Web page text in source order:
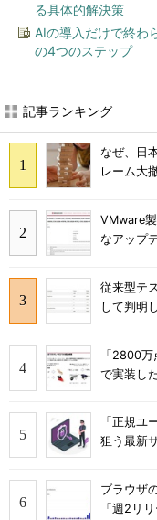
る具体的解決策
AIの導入だけで終わ
の4つのステップ
記事ランキング
なぜ、日
レーム大
VMware
なアップ
従来型テ
して判明
「2800
で実装し
「正規
狙う最新
ブラウザ
「週2リ